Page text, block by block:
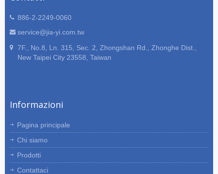
886-2-2249-0060
service@jia-yi.com.tw
7F., No.8, Ln. 315, Sec. 2, Zhongshan Rd., Zhonghe Dist.,
New Taipei City 23558, Taiwan
Informazioni
Pagina principale
Chi siamo
Prodotti
Contattaci